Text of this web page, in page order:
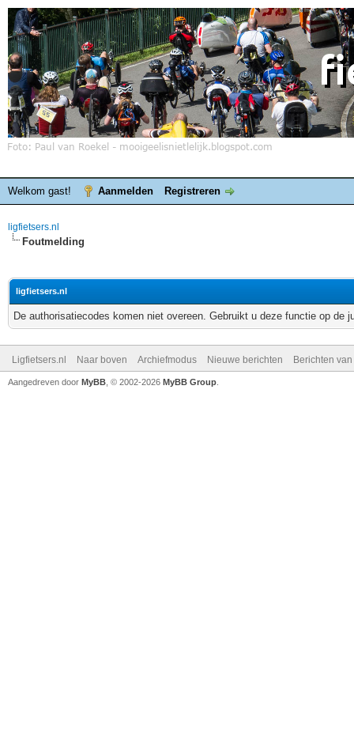
Welkom gast! Aanmelden Registreren
ligfietsers.nl
Foutmelding
ligfietsers.nl
De authorisatiecodes komen niet overeen. Gebruikt u deze functie op de
Ligfietsers.nl Naar boven Archiefmodus Nieuwe berichten Berichten
Aangedreven door MyBB , © 2002-2026 MyBB Group